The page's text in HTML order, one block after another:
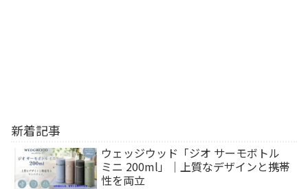
新着記事
ウェッジウッド「ジオ サーモボトル
ミニ 200ml」｜上質なデザインと携帯
性を両立